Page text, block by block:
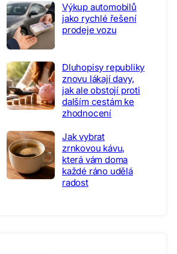
Výkup automobilů
jako rychlé řešení
prodeje vozu
Dluhopisy republiky
znovu lákají davy,
jak ale obstojí proti
dalším cestám ke
zhodnocení
Jak vybrat
zrnkovou kávu,
která vám doma
každé ráno udělá
radost